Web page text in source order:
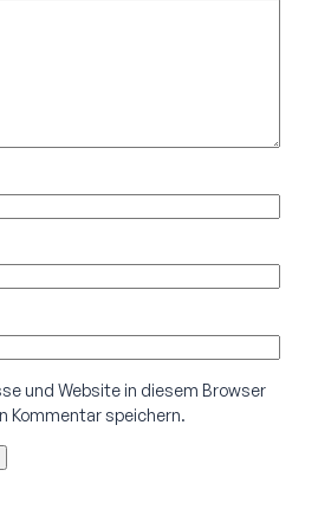
und Website in diesem Browser
Kommentar speichern.